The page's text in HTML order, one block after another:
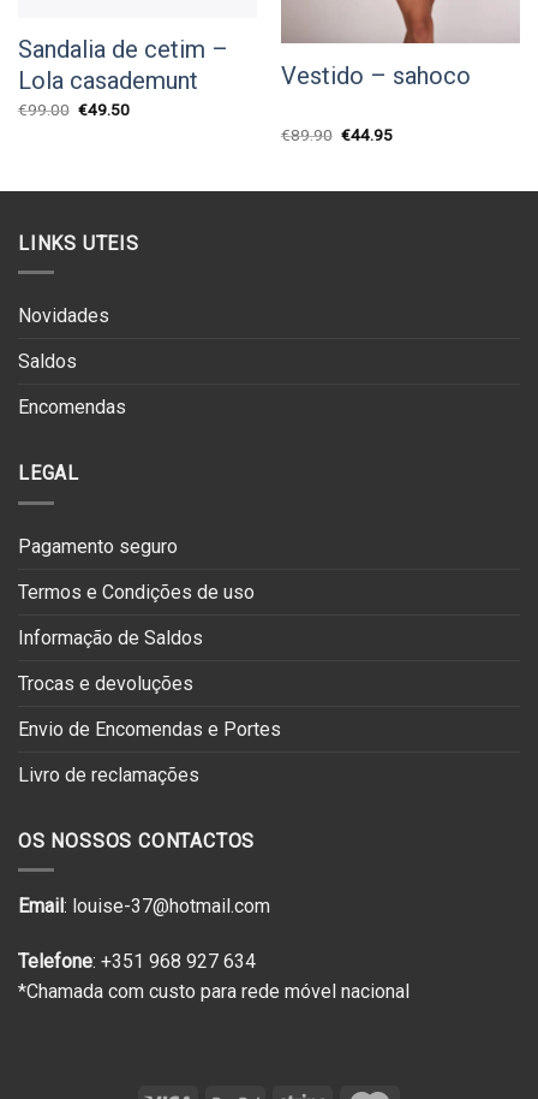
Sandalia de cetim –
Lola casademunt
€99.00 O
€49.50O
Vestido – sahoco
€89.90 O
€89.90.
€44.95O
€44.95.
LINKS UTEIS
Novidades
Saldos
Encomendas
LEGAL
Pagamento seguro
Termos e Condições de uso
Informação de Saldos
Trocas e devoluções
Envio de Encomendas e Portes
Livro de reclamações
OS NOSSOS CONTACTOS
Email : louise-37@hotmail.com
Telefone: +351 968 927 634
*Chamada com custo para rede móvel nacional